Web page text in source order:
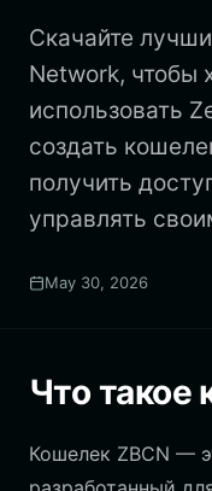
Скачайте
Network, чтобы
использовать
создать
получить
управлять
May 30, 2026
Что такое
Кошелек ZBCN —